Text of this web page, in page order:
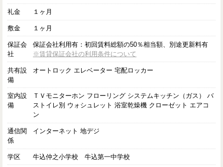
礼金 １ヶ月
敷金 １ヶ月
保証会
社
保証会社利用有：初回賃料総額の50％相当額、別途更新料有
※賃貸保証会社の利用条件について
共有設
備
オートロック エレベーター 宅配ロッカー
室内設
備
ＴＶモニターホン フローリング システムキッチン（ガス） バ
ストイレ別 ウォシュレット 浴室乾燥機 クローゼット エアコ
ン
通信関
係
インターネット 地デジ
学区 牛込仲之小学校 牛込第一中学校